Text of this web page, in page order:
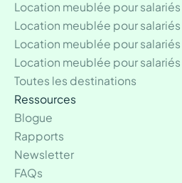
Location meublée pour
Location meublée pour salariés
Location meublée pour salariés
Location meublée pour salariés
Toutes les destinations
Ressources
Blogue
Rapports
Newsletter
FAQs